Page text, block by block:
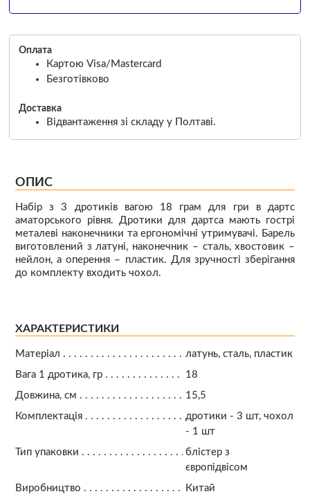
Оплата
Картою Visa/Mastercard
Безготівково
Доставка
Відвантаження зі складу у Полтаві.
ОПИС
Набір з 3 дротиків вагою 18 грам для гри в дартс
аматорського рівня. Дротики для дартса мають гострі
металеві наконечники та ергономічні утримувачі. Барель
виготовлений з латуні, наконечник – сталь, хвостовик –
нейлон, а оперення – пластик. Для зручності зберігання
до комплекту входить чохол.
ХАРАКТЕРИСТИКИ
Матеріал
латунь, сталь, пластик
Вага 1 дротика, гр
18
Довжина, см
15,5
Комплектація
дротики - 3 шт, чохол
- 1 шт
Тип упаковки
блістер з
європідвісом
Виробництво
Китай